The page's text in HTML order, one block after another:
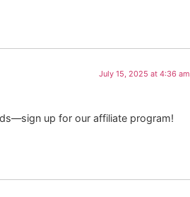
July 15, 2025 at 4:36 am
up for our affiliate program!